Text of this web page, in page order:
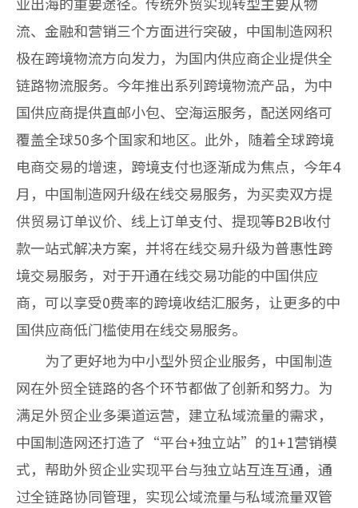
流、金融和营销三个方面进行突破，中国制造网积
极在跨境物流方向发力，为国内供应商企业提供全
链路物流服务。今年推出系列跨境物流产品，为中
国供应商提供直邮小包、空海运服务，配送网络可
覆盖全球50多个国家和地区。此外，随着全球跨境
电商交易的增速，跨境支付也逐渐成为焦点，今年4
月，中国制造网升级在线交易服务，为买卖双方提
供贸易订单议价、线上订单支付、提现等B2B收付
款一站式解决方案，并将在线交易升级为普惠性跨
境交易服务，对于开通在线交易功能的中国供应
商，可以享受0费率的跨境收结汇服务，让更多的中
国供应商低门槛使用在线交易服务。
为了更好地为中小型外贸企业服务，中国制造
网在外贸全链路的各个环节都做了创新和努力。为
满足外贸企业多渠道运营，建立私域流量的需求，
中国制造网还打造了“平台+独立站”的1+1营销模
式，帮助外贸企业实现平台与独立站互连互通，通
过全链路协同管理，实现公域流量与私域流量双管